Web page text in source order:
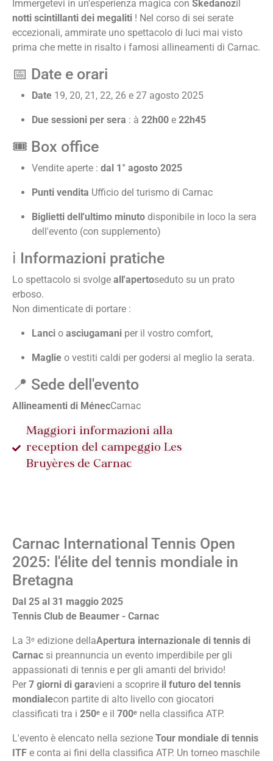
Immergetevi in un'esperienza magica con Skedanozil
notti scintillanti dei megaliti ! Nel corso di sei serate
eccezionali, ammirate uno spettacolo di luci mai visto
prima che mette in risalto i famosi allineamenti di Carnac.
📅 Date e orari
Date 19, 20, 21, 22, 26 e 27 agosto 2025
Due sessioni per sera : à 22h00 e 22h45
🎟️ Box office
Vendite aperte : dal 1° agosto 2025
Punti vendita Ufficio del turismo di Carnac
Biglietti dell'ultimo minuto disponibile in loco la sera
dell'evento (con supplemento)
ℹ️ Informazioni pratiche
Lo spettacolo si svolge all'apertoseduto su un prato
erboso.
Non dimenticate di portare :
Lanci o asciugamani per il vostro comfort,
Maglie o vestiti caldi per godersi al meglio la serata.
📍 Sede dell'evento
Allineamenti di MénecCarnac
Maggiori informazioni alla
reception del campeggio Les
Bruyères de Carnac
Carnac International Tennis Open
2025: l'élite del tennis mondiale in
Bretagna
Dal 25 al 31 maggio 2025
Tennis Club de Beaumer - Carnac
La 3ᵉ edizione dellaApertura internazionale di tennis di
Carnac si preannuncia un evento imperdibile per gli
appassionati di tennis e per gli amanti del brivido!
Per 7 giorni di garavieni a scoprire il futuro del tennis
mondialecon partite di alto livello con giocatori
classificati tra i 250ᵉ e il 700ᵉ nella classifica ATP.
L'evento è elencato nella sezione Tour mondiale di tennis
ITF e conta ai fini della classifica ATP. Un torneo maschile